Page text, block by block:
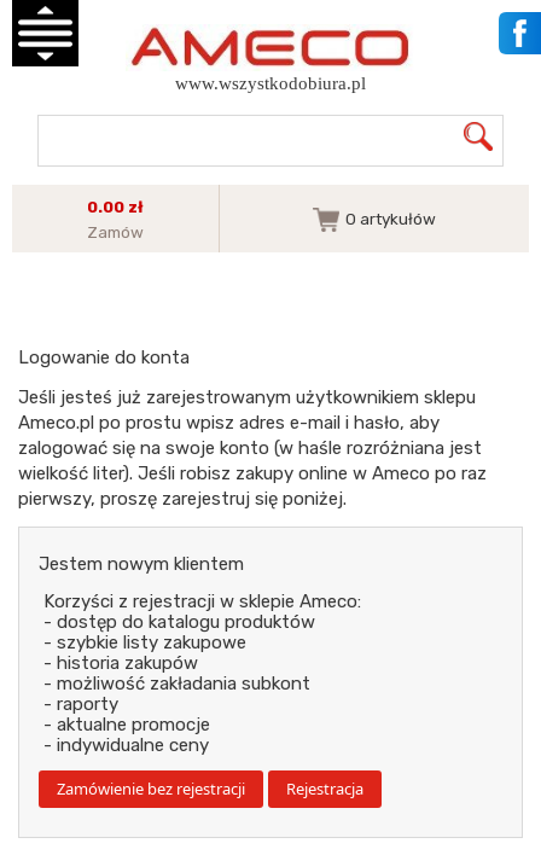
www.wszystkodobiura.pl
0.00 zł
Zamów
0 artykułów
Logowanie do konta
Jeśli jesteś już zarejestrowanym użytkownikiem sklepu
Ameco.pl po prostu wpisz adres e-mail i hasło, aby
zalogować się na swoje konto (w haśle rozróżniana jest
wielkość liter). Jeśli robisz zakupy online w Ameco po raz
pierwszy, proszę zarejestruj się poniżej.
Jestem nowym klientem
Korzyści z rejestracji w sklepie Ameco:
- dostęp do katalogu produktów
- szybkie listy zakupowe
- historia zakupów
- możliwość zakładania subkont
- raporty
- aktualne promocje
- indywidualne ceny